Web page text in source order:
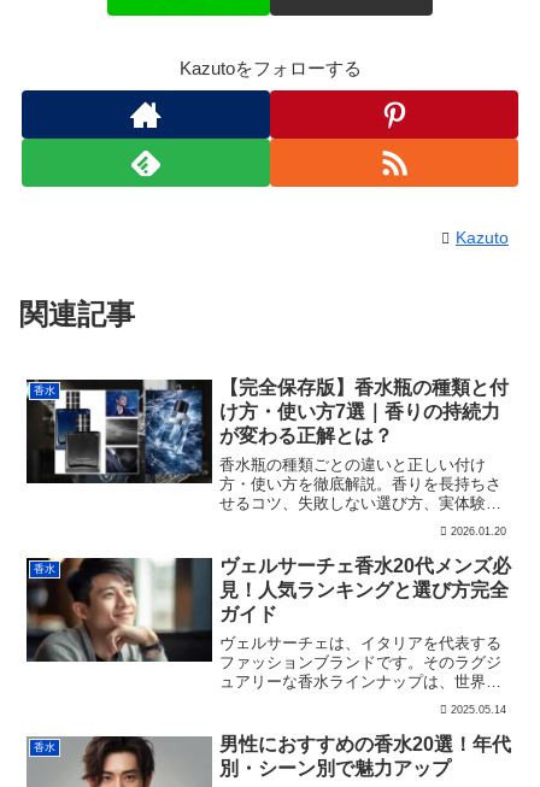
Kazutoをフォローする
Kazuto
関連記事
香水
【完全保存版】香水瓶の種類と付
け方・使い方7選｜香りの持続力
が変わる正解とは？
香水瓶の種類ごとの違いと正しい付け
方・使い方を徹底解説。香りを長持ちさ
せるコツ、失敗しない選び方、実体験レ
ビューまで網羅。初心者〜上級者まで役
2026.01.20
香水
ヴェルサーチェ香水20代メンズ必
見！人気ランキングと選び方完全
ガイド
ヴェルサーチェは、イタリアを代表する
ファッションブランドです。そのラグジ
ュアリーな香水ラインナップは、世界中
の男性から支持されています。特に20代
なヴェルサーチェの香水が人気がありま
す。今回はそんなヴェル...
2025.05.14
香水
男性におすすめの香水20選！年代
別・シーン別で魅力アップ